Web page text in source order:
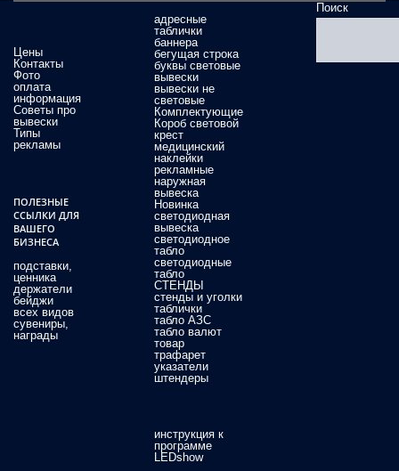
Цены
Контакты
Фото
оплата
информация
Советы про
вывески
Типы
рекламы
ПОЛЕЗНЫЕ
ССЫЛКИ ДЛЯ
ВАШЕГО
БИЗНЕСА
подставки,
ценника
держатели
бейджи
всех видов
сувениры,
награды
адресные
таблички
баннера
бегущая строка
буквы световые
вывески
вывески не
световые
Комплектующие
Короб световой
крест
медицинский
наклейки
рекламные
наружная
вывеска
Новинка
светодиодная
вывеска
светодиодное
табло
светодиодные
табло
СТЕНДЫ
стенды и уголки
таблички
табло АЗС
табло валют
товар
трафарет
указатели
штендеры
инструкция к
программе
LEDshow
Поиск